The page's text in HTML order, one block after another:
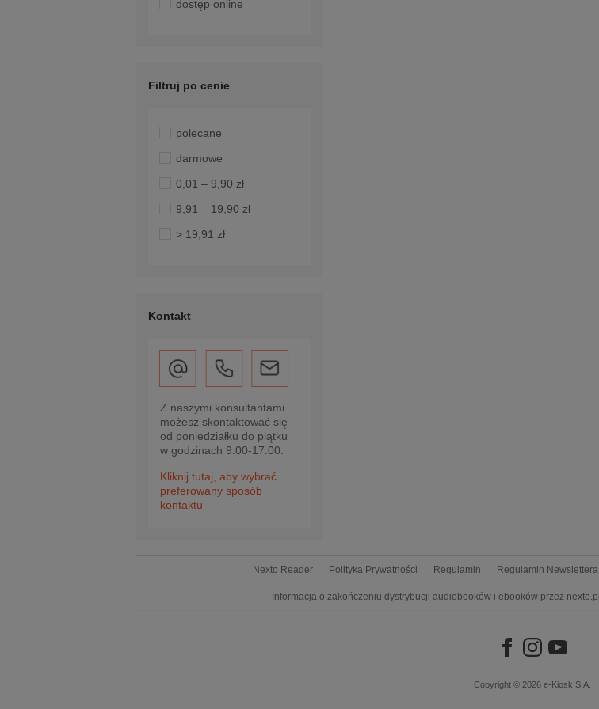
dostęp online
Filtruj po cenie
polecane
darmowe
0,01 – 9,90 zł
9,91 – 19,90 zł
> 19,91 zł
Kontakt
Z naszymi konsultantami
możesz skontaktować się
od poniedziałku do piątku
w godzinach 9:00-17:00.
Kliknij tutaj, aby wybrać
preferowany sposób
kontaktu
Nexto Reader Polityka Prywatności Regulamin Regulamin Newslettera
Informacja o zakończeniu dystrybucji audiobooków i ebooków przez nexto.pl
Copyright © 2026 e-Kiosk S.A.